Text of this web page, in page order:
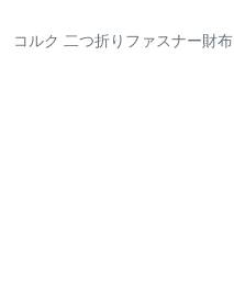
コルク 二つ折りファスナー財布